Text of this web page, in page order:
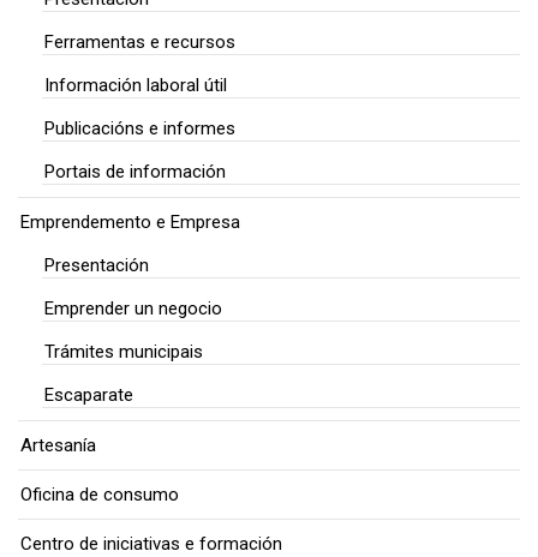
Ferramentas e recursos
Información laboral útil
Publicacións e informes
Portais de información
Emprendemento e Empresa
Presentación
Emprender un negocio
Trámites municipais
Escaparate
Artesanía
Oficina de consumo
Centro de iniciativas e formación